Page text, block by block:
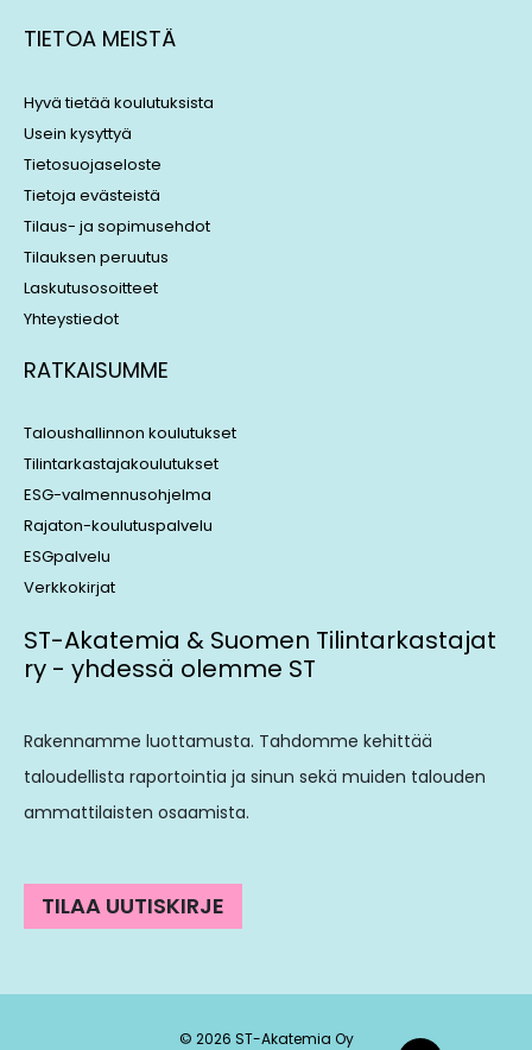
k
e
i
n
e
a
s
TIETOA MEISTÄ
Hyvä tietää koulutuksista
Usein kysyttyä
Tietosuojaseloste
Tietoja evästeistä
Tilaus- ja sopimusehdot
Tilauksen peruutus
Laskutusosoitteet
Yhteystiedot
RATKAISUMME
Taloushallinnon koulutukset
Tilintarkastajakoulutukset
ESG-valmennusohjelma
Rajaton-koulutuspalvelu
ESGpalvelu
Verkkokirjat
ST-Akatemia & Suomen Tilintarkastajat
ry - yhdessä olemme ST
Rakennamme luottamusta. Tahdomme kehittää
taloudellista raportointia ja sinun sekä muiden talouden
ammattilaisten osaamista.
TILAA UUTISKIRJE
© 2026 ST-Akatemia Oy